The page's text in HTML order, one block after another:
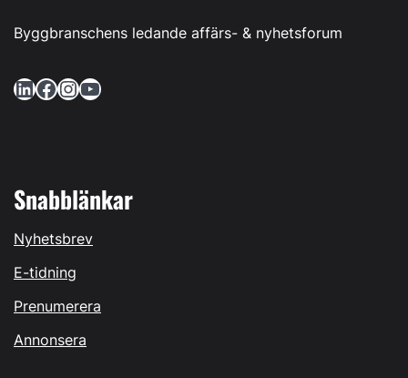
Byggbranschens ledande affärs- & nyhetsforum
LinkedIn Facebook InstagramYouTube
Snabblänkar
Nyhetsbrev
E-tidning
Prenumerera
Annonsera